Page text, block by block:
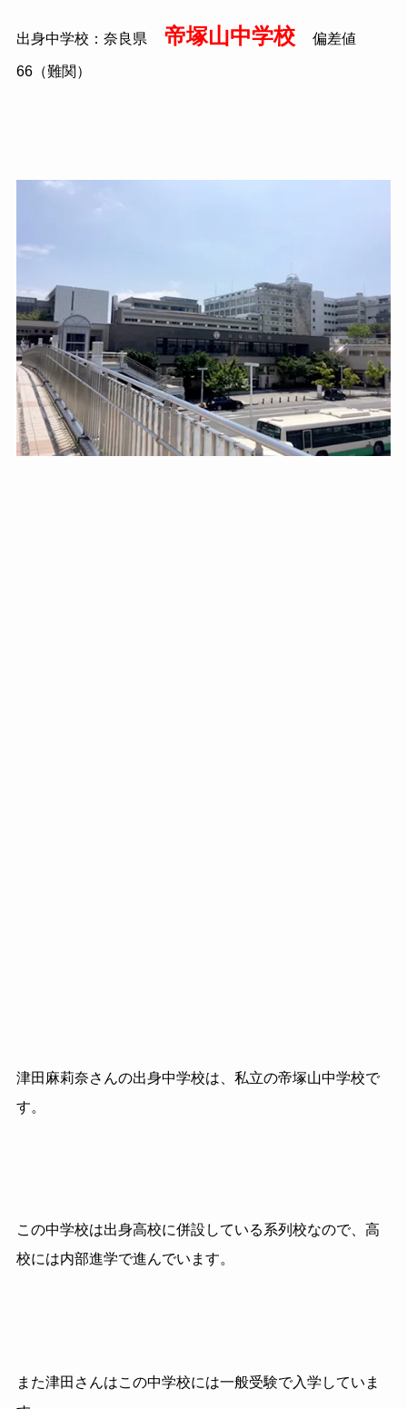
出身中学校：奈良県 帝塚山中学校 偏差値
66（難関）
津田麻莉奈さんの出身中学校は、私立の帝塚山中学校で
す。
この中学校は出身高校に併設している系列校なので、高
校には内部進学で進んでいます。
また津田さんはこの中学校には一般受験で入学していま